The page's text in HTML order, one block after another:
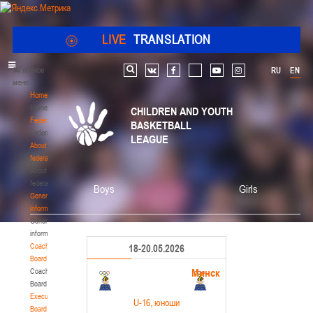
LIVE TRANSLATION
Главное
меню
Home
Home
Federation
Federation
About
federation
About
federation
General
information
General
information
Coaching
Board
Coaching
Board
Executive
Board
RU EN
Search vk facebook youtube instagram
CHILDREN AND YOUTH
BASKETBALL
LEAGUE
Boys Girls
18-20.05.2026
Минск
U-16 , юноши